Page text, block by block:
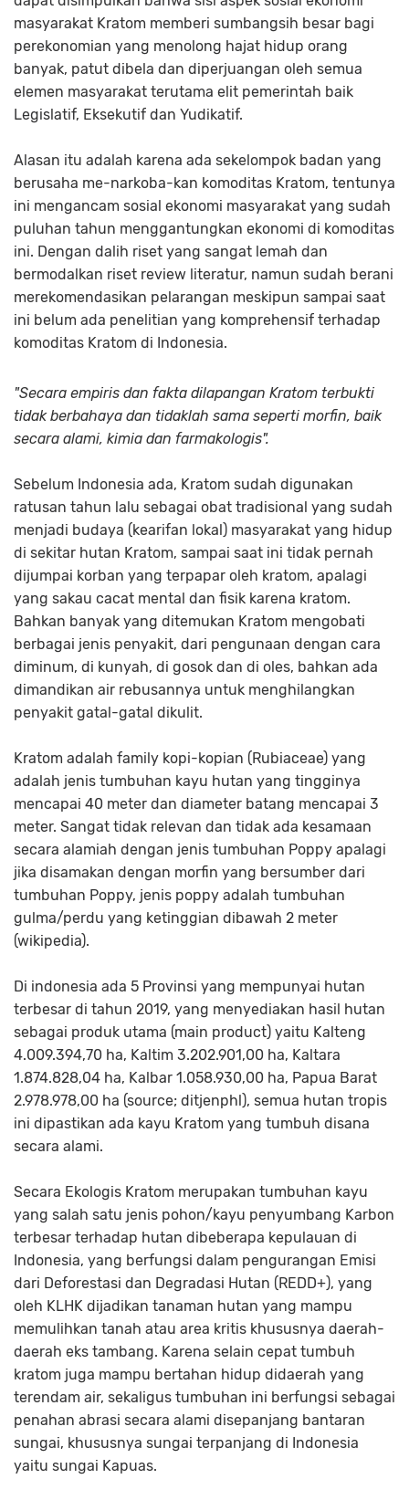
masyarakat Kratom memberi sumbangsih besar bagi
perekonomian yang menolong hajat hidup orang
banyak, patut dibela dan diperjuangan oleh semua
elemen masyarakat terutama elit pemerintah baik
Legislatif, Eksekutif dan Yudikatif.
Alasan itu adalah karena ada sekelompok badan yang
berusaha me-narkoba-kan komoditas Kratom, tentunya
ini mengancam sosial ekonomi masyarakat yang sudah
puluhan tahun menggantungkan ekonomi di komoditas
ini. Dengan dalih riset yang sangat lemah dan
bermodalkan riset review literatur, namun sudah berani
merekomendasikan pelarangan meskipun sampai saat
ini belum ada penelitian yang komprehensif terhadap
komoditas Kratom di Indonesia.
"Secara empiris dan fakta dilapangan Kratom terbukti
tidak berbahaya dan tidaklah sama seperti morfin, baik
secara alami, kimia dan farmakologis".
Sebelum Indonesia ada, Kratom sudah digunakan
ratusan tahun lalu sebagai obat tradisional yang sudah
menjadi budaya (kearifan lokal) masyarakat yang hidup
di sekitar hutan Kratom, sampai saat ini tidak pernah
dijumpai korban yang terpapar oleh kratom, apalagi
yang sakau cacat mental dan fisik karena kratom.
Bahkan banyak yang ditemukan Kratom mengobati
berbagai jenis penyakit, dari pengunaan dengan cara
diminum, di kunyah, di gosok dan di oles, bahkan ada
dimandikan air rebusannya untuk menghilangkan
penyakit gatal-gatal dikulit.
Kratom adalah family kopi-kopian (Rubiaceae) yang
adalah jenis tumbuhan kayu hutan yang tingginya
mencapai 40 meter dan diameter batang mencapai 3
meter. Sangat tidak relevan dan tidak ada kesamaan
secara alamiah dengan jenis tumbuhan Poppy apalagi
jika disamakan dengan morfin yang bersumber dari
tumbuhan Poppy, jenis poppy adalah tumbuhan
gulma/perdu yang ketinggian dibawah 2 meter
(wikipedia).
Di indonesia ada 5 Provinsi yang mempunyai hutan
terbesar di tahun 2019, yang menyediakan hasil hutan
sebagai produk utama (main product) yaitu Kalteng
4.009.394,70 ha, Kaltim 3.202.901,00 ha, Kaltara
1.874.828,04 ha, Kalbar 1.058.930,00 ha, Papua Barat
2.978.978,00 ha (source; ditjenphl), semua hutan tropis
ini dipastikan ada kayu Kratom yang tumbuh disana
secara alami.
Secara Ekologis Kratom merupakan tumbuhan kayu
yang salah satu jenis pohon/kayu penyumbang Karbon
terbesar terhadap hutan dibeberapa kepulauan di
Indonesia, yang berfungsi dalam pengurangan Emisi
dari Deforestasi dan Degradasi Hutan (REDD+), yang
oleh KLHK dijadikan tanaman hutan yang mampu
memulihkan tanah atau area kritis khususnya daerah-
daerah eks tambang. Karena selain cepat tumbuh
kratom juga mampu bertahan hidup didaerah yang
terendam air, sekaligus tumbuhan ini berfungsi sebagai
penahan abrasi secara alami disepanjang bantaran
sungai, khususnya sungai terpanjang di Indonesia
yaitu sungai Kapuas.